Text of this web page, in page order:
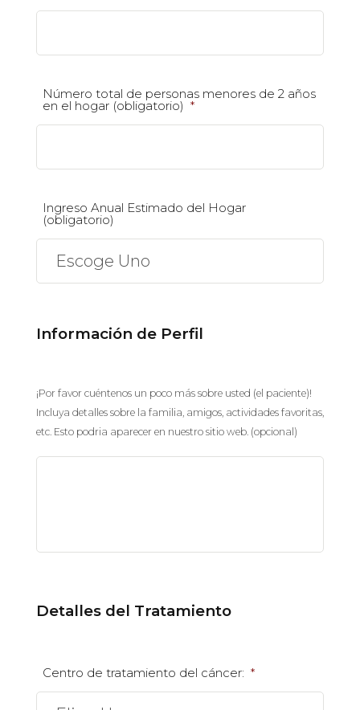
Número total de personas menores de 2 años
en el hogar (obligatorio) *
Ingreso Anual Estimado del Hogar
(obligatorio)
Información de Perfil
¡Por favor cuéntenos un poco más sobre usted (el
¡Por favor cuéntenos un poco más sobre usted (el paciente)!
Incluya detalles sobre la familia, amigos, actividades favoritas,
etc. Esto podria aparecer en nuestro sitio web. (opcional)
Detalles del Tratamiento
Centro de tratamiento del cáncer: *